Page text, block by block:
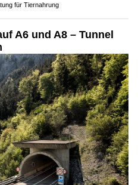
für Tiernahrung
A6 und A8 – Tunnel